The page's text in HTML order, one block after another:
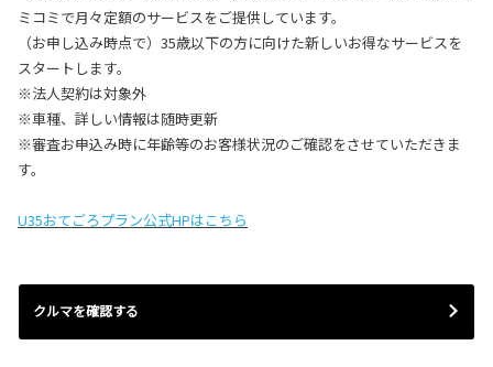
ミコミで月々定額のサービスをご提供しています。
（お申し込み時点で）35歳以下の方に向けた新しいお得なサービスを
スタートします。
※法人契約は対象外
※車種、詳しい情報は随時更新
※審査お申込み時に年齢等のお客様状況のご確認をさせていただきま
す。
U35おてごろプラン公式HPはこちら
クルマを確認する